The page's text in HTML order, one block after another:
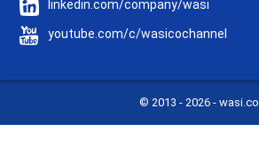
linkedin.com/company/wasi
youtube.com/c/wasicochannel
© 2013 - 2026 - wasi.co